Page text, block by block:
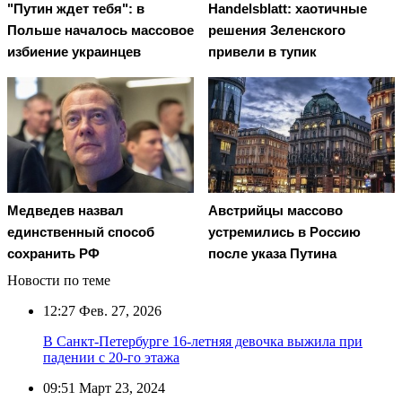
"Путин ждет тебя": в
Польше началось массовое
избиение украинцев
Handelsblatt: хаотичные
решения Зеленского
привели в тупик
Медведев назвал
единственный способ
сохранить РФ
Австрийцы массово
устремились в Россию
после указа Путина
Новости по теме
12:27 Фев. 27, 2026
В Санкт-Петербурге 16-летняя девочка выжила при
падении с 20-го этажа
09:51 Март 23, 2024